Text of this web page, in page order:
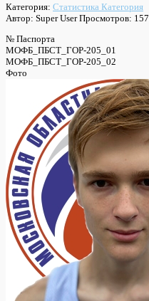
Категория: Статистика Категория
Автор: Super UserПросмотров:
№ Паспорта
МОФБ_ПБСТ_ГОР-205_01
МОФБ_ПБСТ_ГОР-205_02
Фото